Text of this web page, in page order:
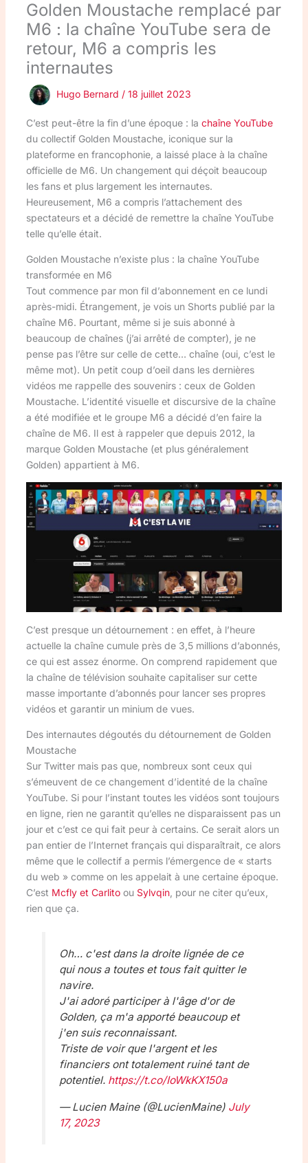
Golden Moustache remplacé par
M6 : la chaîne YouTube sera de
retour, M6 a compris les
internautes
Hugo Bernard / 18 juillet 2023
C’est peut-être la fin d’une époque : la chaîne YouTube
du collectif Golden Moustache, iconique sur la
plateforme en francophonie, a laissé place à la chaîne
officielle de M6. Un changement qui déçoit beaucoup
les fans et plus largement les internautes.
Heureusement, M6 a compris l’attachement des
spectateurs et a décidé de remettre la chaîne YouTube
telle qu’elle était.
Golden Moustache n’existe plus : la chaîne YouTube
transformée en M6
Tout commence par mon fil d’abonnement en ce lundi
après-midi. Étrangement, je vois un Shorts publié par la
chaîne M6. Pourtant, même si je suis abonné à
beaucoup de chaînes (j’ai arrêté de compter), je ne
pense pas l’être sur celle de cette… chaîne (oui, c’est le
même mot). Un petit coup d’oeil dans les dernières
vidéos me rappelle des souvenirs : ceux de Golden
Moustache. L’identité visuelle et discursive de la chaîne
a été modifiée et le groupe M6 a décidé d’en faire la
chaîne de M6. Il est à rappeler que depuis 2012, la
marque Golden Moustache (et plus généralement
Golden) appartient à M6.
C’est presque un détournement : en effet, à l’heure
actuelle la chaîne cumule près de 3,5 millions d’abonnés,
ce qui est assez énorme. On comprend rapidement que
la chaîne de télévision souhaite capitaliser sur cette
masse importante d’abonnés pour lancer ses propres
vidéos et garantir un minium de vues.
Des internautes dégoutés du détournement de Golden
Moustache
Sur Twitter mais pas que, nombreux sont ceux qui
s’émeuvent de ce changement d’identité de la chaîne
YouTube. Si pour l’instant toutes les vidéos sont toujours
en ligne, rien ne garantit qu’elles ne disparaissent pas un
jour et c’est ce qui fait peur à certains. Ce serait alors un
pan entier de l’Internet français qui disparaîtrait, ce alors
même que le collectif a permis l’émergence de « starts
du web » comme on les appelait à une certaine époque.
C’est Mcfly et Carlitoou Sylvqin, pour ne citer qu’eux,
rien que ça.
Oh… c'est dans la droite lignée de ce
qui nous a toutes et tous fait quitter le
navire.
J'ai adoré participer à l'âge d'or de
Golden, ça m'a apporté beaucoup et
j'en suis reconnaissant.
Triste de voir que l'argent et les
financiers ont totalement ruiné tant de
potentiel. https://t.co/IoWkKX150a
— Lucien Maine (@LucienMaine) July
17, 2023